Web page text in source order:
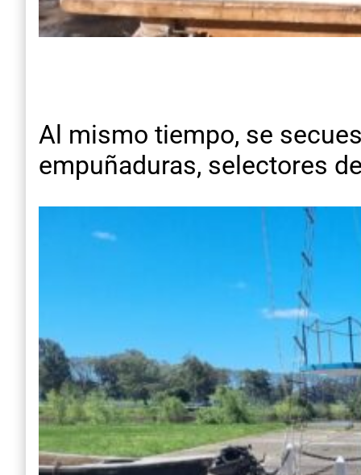
Al mismo tiempo, se
empuñaduras, selectores